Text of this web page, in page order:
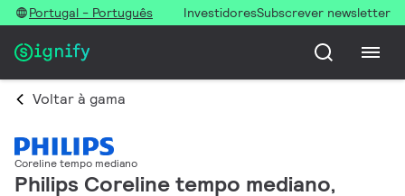
Portugal - Português InvestidoresSubscrever newsletter
Voltar à gama
Coreline tempo mediano
Philips Coreline tempo mediano,